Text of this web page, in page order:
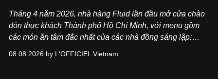
Tháng 4 năm 2026, nhà hàng Fluid lần đầu mở cửa chào
đón thực khách Thành phố Hồ Chí Minh, với menu gồm
các món ăn tâm đắc nhất của các nhà đồng sáng lập:
món ăn đa dạng từ Á đến Âu nhanh chóng được yêu thích
08.08.2026 by L'OFFICIEL Vietnam